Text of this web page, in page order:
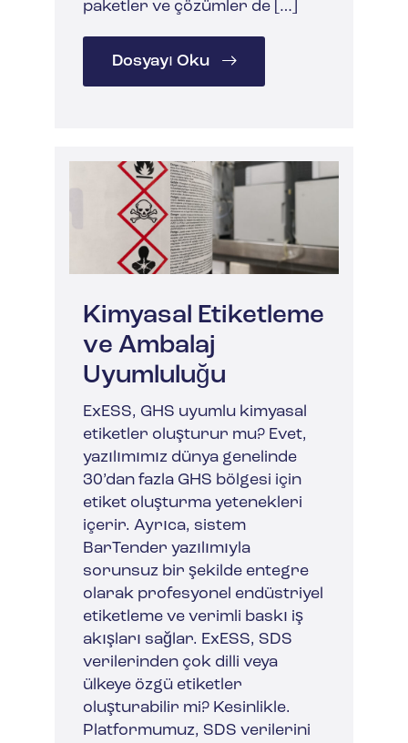
paketler ve çözümler de […]
Dosyayı Oku
Kimyasal Etiketleme
ve Ambalaj
Uyumluluğu
ExESS, GHS uyumlu kimyasal
etiketler oluşturur mu? Evet,
yazılımımız dünya genelinde
30’dan fazla GHS bölgesi için
etiket oluşturma yetenekleri
içerir. Ayrıca, sistem
BarTender yazılımıyla
sorunsuz bir şekilde entegre
olarak profesyonel endüstriyel
etiketleme ve verimli baskı iş
akışları sağlar. ExESS, SDS
verilerinden çok dilli veya
ülkeye özgü etiketler
oluşturabilir mi? Kesinlikle.
Platformumuz, SDS verilerini